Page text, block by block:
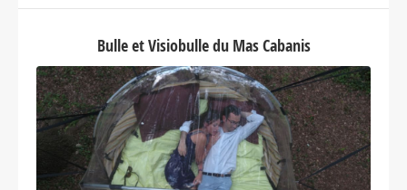
Bulle et Visiobulle du Mas Cabanis